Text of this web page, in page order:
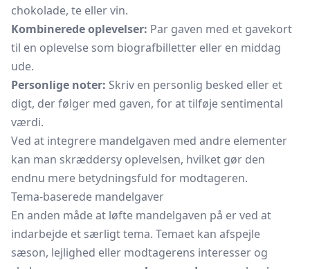
chokolade, te eller vin.
Kombinerede oplevelser: Par gaven med et gavekort
til en oplevelse som biografbilletter eller en middag
ude.
Personlige noter: Skriv en personlig besked eller et
digt, der følger med gaven, for at tilføje sentimental
værdi.
Ved at integrere mandelgaven med andre elementer
kan man skræddersy oplevelsen, hvilket gør den
endnu mere betydningsfuld for modtageren.
Tema-baserede mandelgaver
En anden måde at løfte mandelgaven på er ved at
indarbejde et særligt tema. Temaet kan afspejle
sæson, lejlighed eller modtagerens interesser og